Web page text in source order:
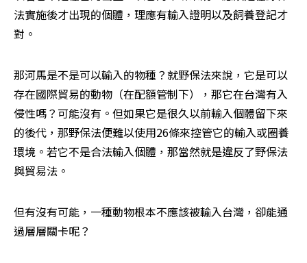
法實施後才出現的個體，理應有輸入證明以及飼養登記才
對。
那河馬是不是可以輸入的物種？就野保法來說，它是可以
存在國際貿易的動物（在配額管制下），那它在台灣有入
侵性嗎？可能沒有。但如果它是很久以前輸入個體留下來
的後代，那野保法便難以使用26條來控管它的輸入或圈養
環境。若它不是合法輸入個體，那當然就是違反了野保法
與貿易法。
但有沒有可能，一種動物根本不應該被輸入台灣，卻能通
過層層關卡呢？